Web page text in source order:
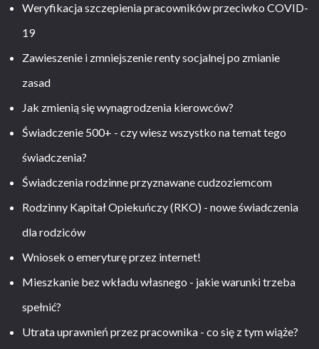
Weryfikacja szczepienia pracowników przeciwko COVID-
19
Zawieszenie i zmniejszenie renty socjalnej po zmianie
zasad
Jak zmienią się wynagrodzenia kierowców?
Świadczenie 500+ - czy wiesz wszystko na temat tego
świadczenia?
Świadczenia rodzinne przyznawane cudzoziemcom
Rodzinny Kapitał Opiekuńczy (RKO) - nowe świadczenia
dla rodziców
Wniosek o emeryturę przez internet!
Mieszkanie bez wkładu własnego - jakie warunki trzeba
spełnić?
Utrata uprawnień przez pracownika - co się z tym wiąże?